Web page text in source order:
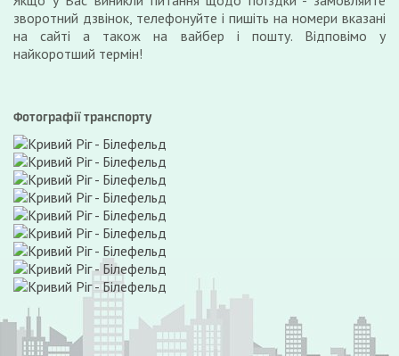
зворотний дзвінок, телефонуйте і пишіть на номери вказані
на сайті а також на вайбер і пошту. Відповімо у
найкоротший термін!
Фотографії транспорту